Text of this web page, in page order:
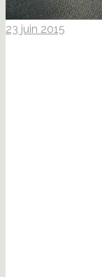
23 juin 2015